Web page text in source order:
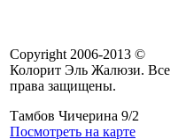
Copyright 2006-2013 ©
Колорит Эль Жалюзи. Все
права защищены.
Тамбов Чичерина 9/2
Посмотреть на карте